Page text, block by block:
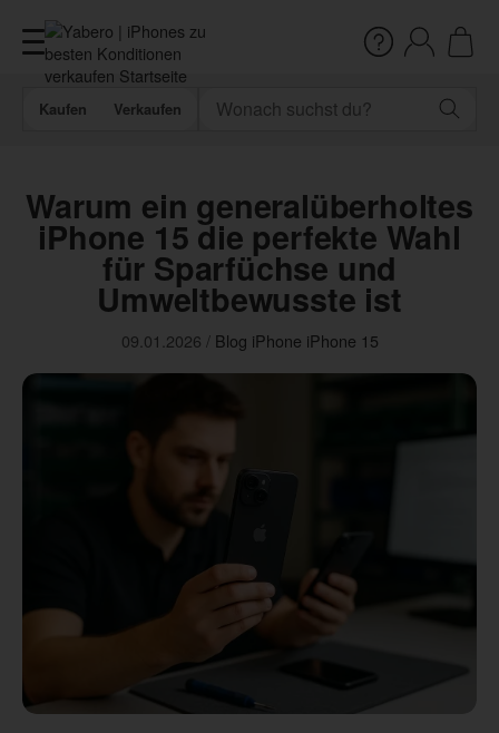
Kaufen Verkaufen
Warum ein generalüberholtes
iPhone 15 die perfekte Wahl
für Sparfüchse und
Umweltbewusste ist
09.01.2026 / Blog iPhone iPhone 15